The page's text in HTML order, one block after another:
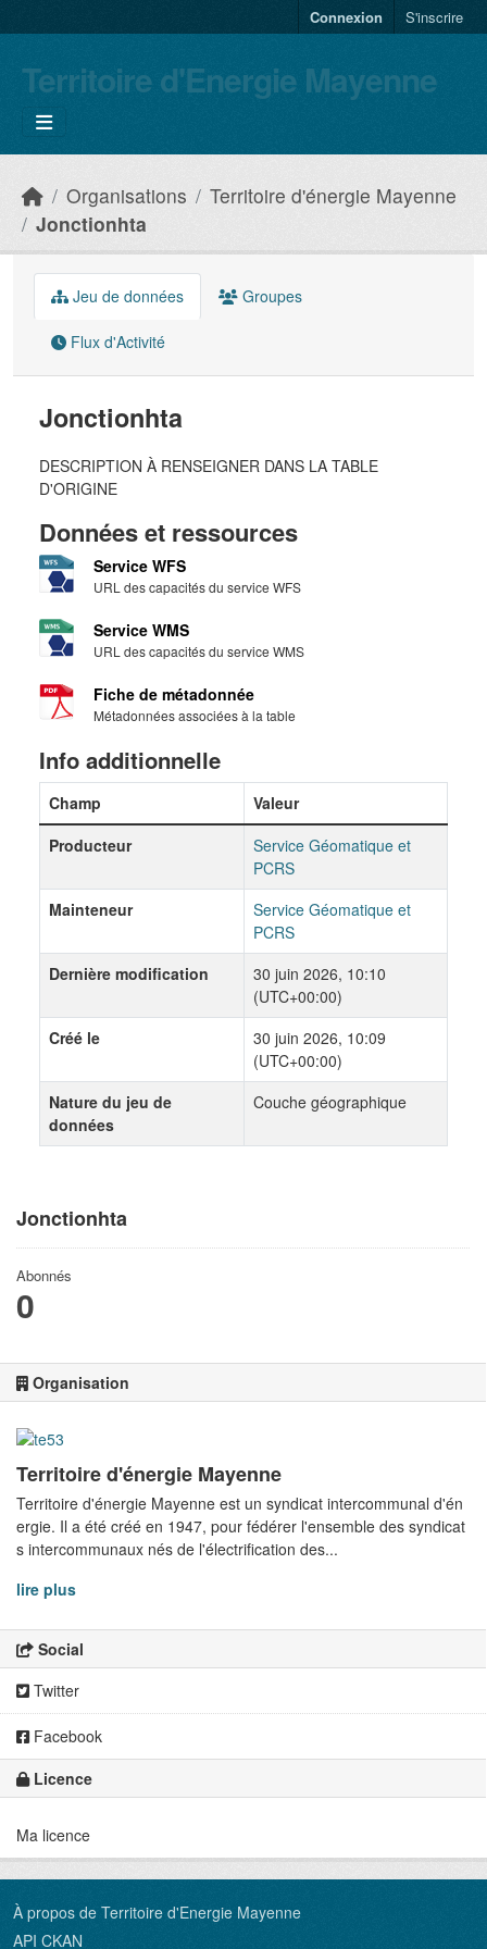
Connexion S'inscrire
Territoire d'Energie Mayenne
Organisations
Territoire d'énergie Mayenne
Jonctionhta
Jonctionhta
Abonnés
0
Organisation
Territoire d'énergie Mayenne
Territoire d'énergie Mayenne est un syndicat intercommunal d'én
ergie. Il a été créé en 1947, pour fédérer l'ensemble des syndicat
s intercommunaux nés de l'électrification des...
lire plus
Social
Twitter
Facebook
Licence
Ma licence
Jeu de données Groupes
Flux d'Activité
Jonctionhta
DESCRIPTION À RENSEIGNER DANS LA TABLE
D'ORIGINE
Données et ressources
Service WFS
URL des capacités du service WFS
Service WMS
URL des capacités du service WMS
Fiche de métadonnée
Métadonnées associées à la table
Info additionnelle
Champ
Valeur
Producteur
Service Géomatique et
PCRS
Mainteneur
Service Géomatique et
PCRS
Dernière modification
30 juin 2026, 10:10
(UTC+00:00)
Créé le
30 juin 2026, 10:09
(UTC+00:00)
Nature du jeu de
données
Couche géographique
À propos de Territoire d'Energie Mayenne
API CKAN